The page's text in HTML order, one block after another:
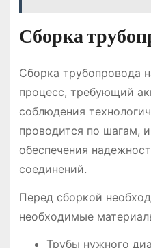
Сборка
Сборка трубопровода
процесс, требующий
соблюдения
проводится по шагам,
обеспечения
соединений.
Перед сборкой
необходимые
Трубы нужного